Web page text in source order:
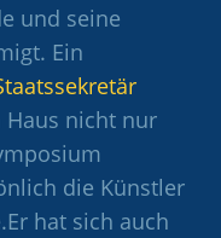
und seine
Ein
nicht nur
die Künstler
hat sich auch